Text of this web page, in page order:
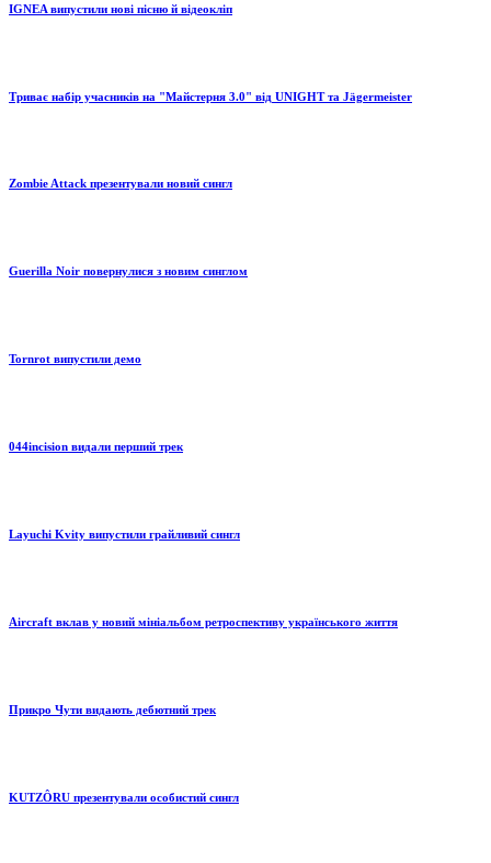
IGNEA випустили нові пісню й відеокліп
Триває набір учасників на "Майстерня 3.0" від UNIGHT та Jägermeister
Zombie Attack презентували новий сингл
Guerilla Noir повернулися з новим синглом
Tornrot випустили демо
044incision видали перший трек
Layuchi Kvity випустили грайливий сингл
Aircraft вклав у новий мініальбом ретроспективу українського життя
Прикро Чути видають дебютний трек
KUTZÔRU презентували особистий сингл